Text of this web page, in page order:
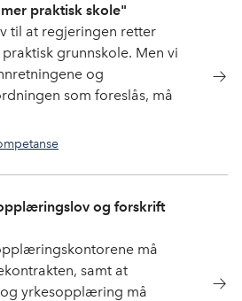
praktisk skole"
til at regjeringen retter
grunnskole. Men vi
og
som foreslås, må
og forskrift
må
samt at
yrkesopplæring må